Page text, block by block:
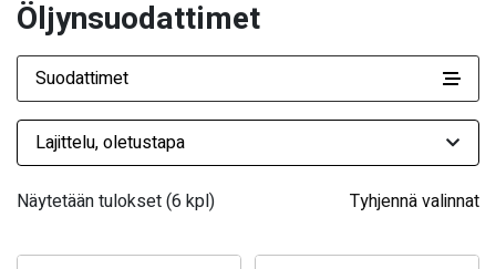
Öljynsuodattimet
Suodattimet
Näytetään tulokset (6 kpl) Tyhjennä valinnat